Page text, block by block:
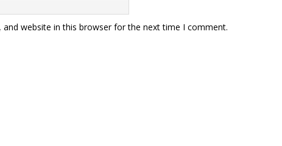
and website in this browser for the next time I comment.